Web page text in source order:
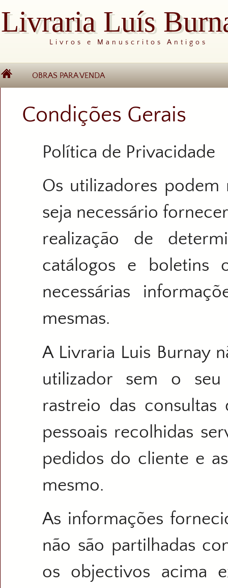
Livraria Luís
Livros e Manuscritos Antigos
OBRAS PARA VENDA
Condições Gerais
Política de Privacidade
Os utilizadores
seja necessário
realização de
catálogos e boletins
necessárias
mesmas.
A Livraria Luis Burnay
utilizador sem o seu
rastreio das
pessoais recolhidas
pedidos do cliente e
mesmo.
As informações
não são partilhadas
os objectivos acima